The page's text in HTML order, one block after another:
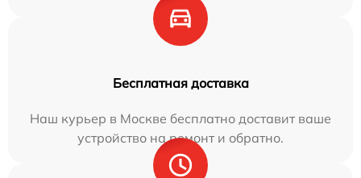
Бесплатная доставка
Наш курьер в Москве бесплатно доставит ваше
устройство на ремонт и обратно.